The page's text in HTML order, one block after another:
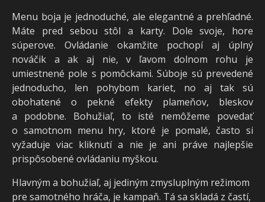
Menu boja je jednoduché, ale elegantné a prehľadné.
Máte pred sebou stôl a karty. Dole svoje, hore
súperove. Ovládanie okamžite pochopí aj úplný
nováčik a ak aj nie, v ľavom dolnom rohu je
umiestnené pole s pomôckami. Súboje sú prevedené
jednoducho, len pohybom kariet, no aj tak sú
obohatené o pekné efekty plameňov, bleskov
a podobne. Bohužiaľ, to isté nemôžeme povedať
o samotnom menu hry, ktoré je pomalé, často si
vyžaduje viac kliknutí a nie je ani práve najlepšie
prispôsobené ovládaniu myškou.
Hlavným a bohužiaľ, aj jediným zmysluplným režimom
pre samotného hráča, je kampaň. Tá sa skladá z častí,